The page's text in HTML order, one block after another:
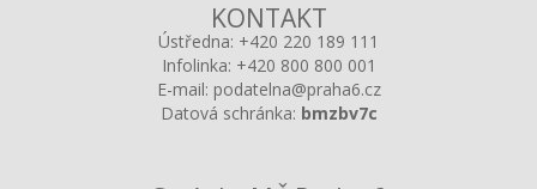
KONTAKT
Ústředna: +420 220 189 111
Infolinka: +420 800 800 001
E-mail: podatelna@praha6.cz
Datová schránka: bmzbv7c